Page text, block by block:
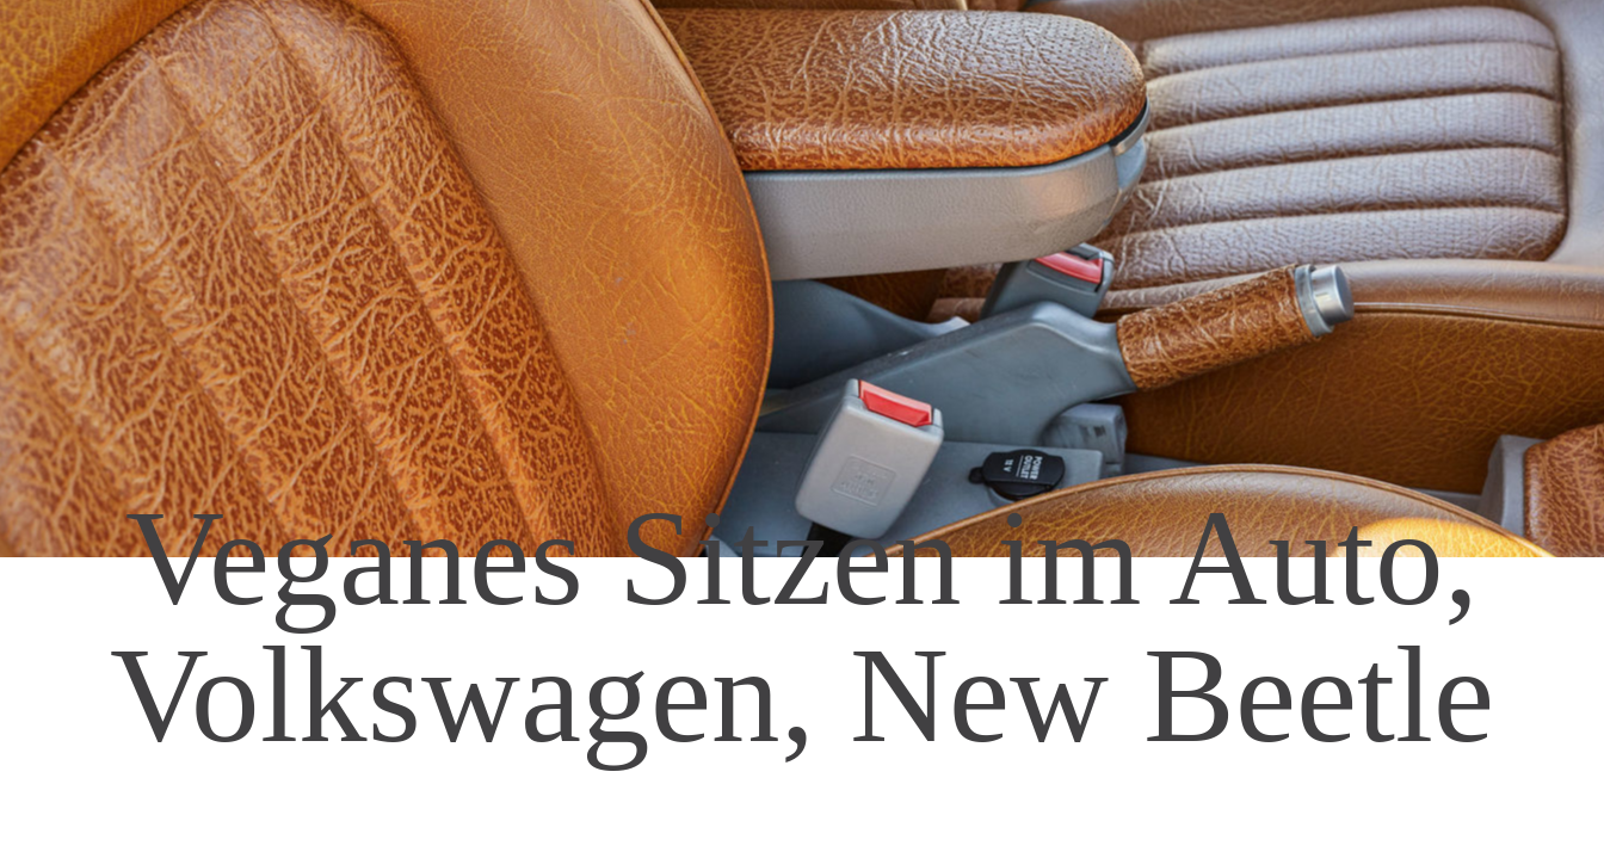
Veganes Sitzen im Auto,
Volkswagen, New Beetle